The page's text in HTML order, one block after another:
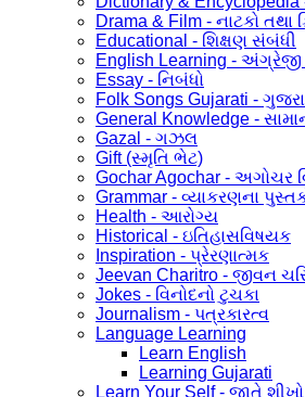
Drama & Film - નાટકો તથા
Educational - શિક્ષણ સંબંધી
English Learning - અંગ્રેજી
Essay - નિબંધો
Folk Songs Gujarati -
General Knowledge -
Gazal - ગઝલ
Gift (સ્મૃતિ ભેટ)
Gochar Agochar - અગોચર
Grammar - વ્યાકરણના
Health - આરોગ્ય
Historical - ઇતિહાસવિષયક
Inspiration - પ્રેરણાત્મક
Jeevan Charitro - જીવન
Jokes - વિનોદનો ટુચકા
Journalism - પત્રકારત્વ
Language Learning
Learn English
Learning Gujarati
Learn Your Self - જાતે શીખો